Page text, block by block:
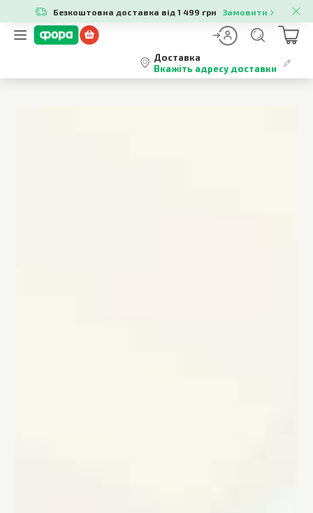
Безкоштовна доставка від 1 499 грн Замовити
Доставка
Вкажіть адресу доставки